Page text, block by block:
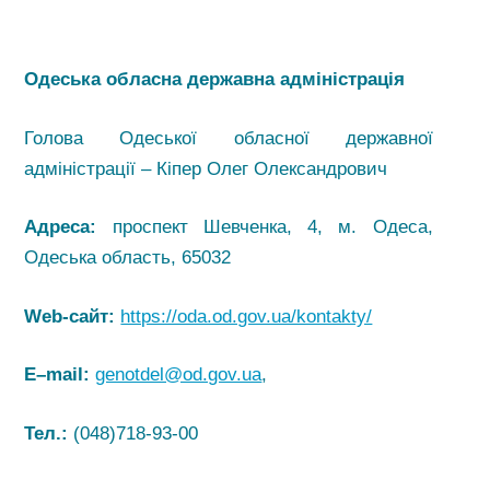
Одеська обласна державна адміністрація
Голова Одеської обласної державної
адміністрації – Кіпер Олег Олександрович
Адреса:
проспект Шевченка, 4, м. Одеса,
Одеська область, 65032
Web-сайт: https://oda.od.gov.ua/kontakty/
E–mail :genotdel@od.gov.ua,
Тел.: (048)718-93-00